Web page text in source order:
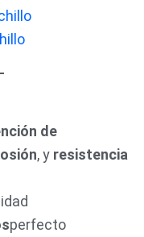
de
, y resistencia
perfecto